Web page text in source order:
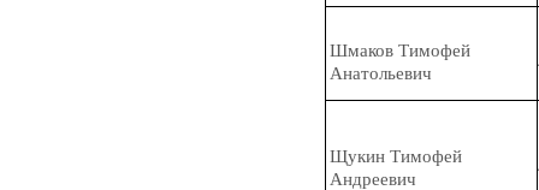
Шмаков Тимофей
Анатольевич
Щукин Тимофей
Андреевич